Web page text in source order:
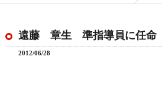
遠藤 章生 準指導員に任命
2012/06/28